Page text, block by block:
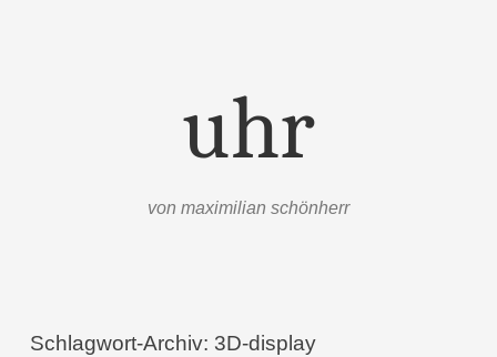
uhr
von maximilian schönherr
Schlagwort-Archiv: 3D-display